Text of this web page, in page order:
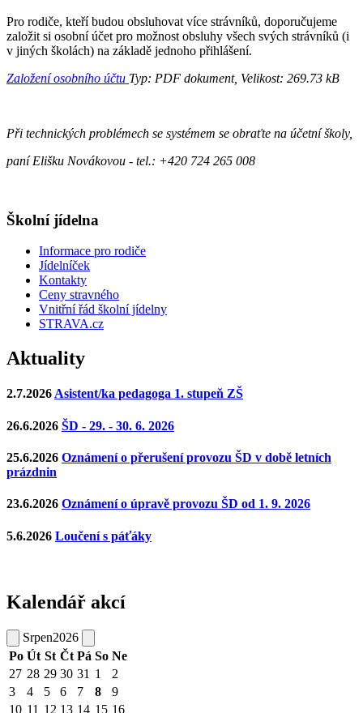
Pro rodiče, kteří budou obsluhovat více strávníků, doporučujeme
založit si osobní účet pro možnost obsluhy všech svých strávníků (i
v jiných školách) na základě jednoho přihlášení.
Založení osobního účtu Typ: PDF dokument, Velikost: 269.73 kB
Při technických problémech se systémem se obraťte na účetní školy,
paní Elišku Novákovou - tel.: +420 724 265 008
Školní jídelna
Informace pro rodiče
Jídelníček
Kontakty
Ceny stravného
Vnitřní řád školní jídelny
STRAVA.cz
Aktuality
2.7.2026Asistent/ka pedagoga 1. stupeň ZŠ
26.6.2026 ŠD - 29. - 30. 6. 2026
25.6.2026 Oznámení o přerušení provozu ŠD v době letních
prázdnin
23.6.2026 Oznámení o úpravě provozu ŠD od 1. 9. 2026
5.6.2026 Loučení s páťáky
Kalendář akcí
Srpen2026
Po Út St Čt Pá So Ne
27 28 29 30 31 1
2
3
4 5 6 7 8
9
10 11 12 13 14 15 16